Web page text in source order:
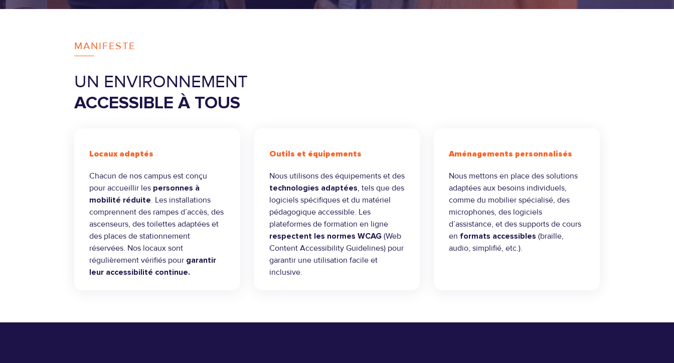
FLE
MANIFESTE
UN ENVIRONNEMENT
ACCESSIBLE À TOUS
Locaux adaptés
Chacun de nos campus est conçu
pour accueillir les personnes à
mobilité réduite. Les installations
comprennent des rampes d’accès, des
ascenseurs, des toilettes adaptées et
des places de stationnement
réservées. Nos locaux sont
régulièrement vérifiés pour garantir
leur accessibilité continue.
Outils et équipements
Nous utilisons des équipements et des
technologies adaptées, tels que des
logiciels spécifiques et du matériel
pédagogique accessible. Les
plateformes de formation en ligne
respectent les normes WCAG(Web
Content Accessibility Guidelines) pour
garantir une utilisation facile et
inclusive.
Aménagements personnalisés
Nous mettons en place des solutions
adaptées aux besoins individuels,
comme du mobilier spécialisé, des
microphones, des logiciels
d’assistance, et des supports de cours
en formats accessibles (braille,
audio, simplifié, etc.).